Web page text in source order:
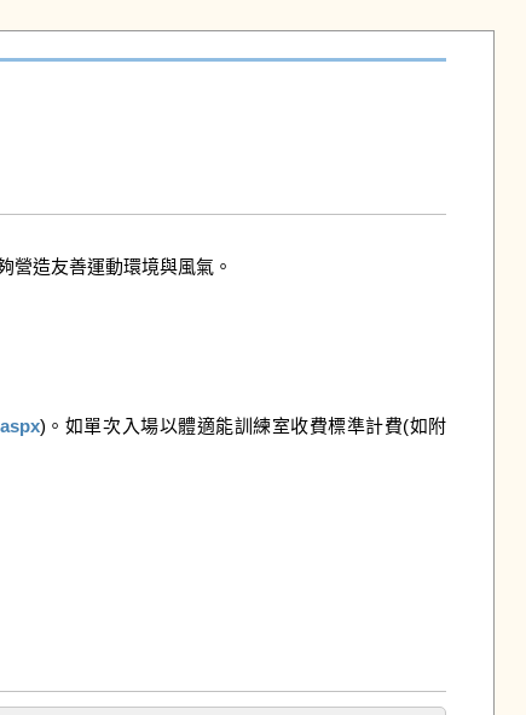
營造友善運動環境與風氣。
)。如單次入場以體適能訓練室收費標準計費(如附